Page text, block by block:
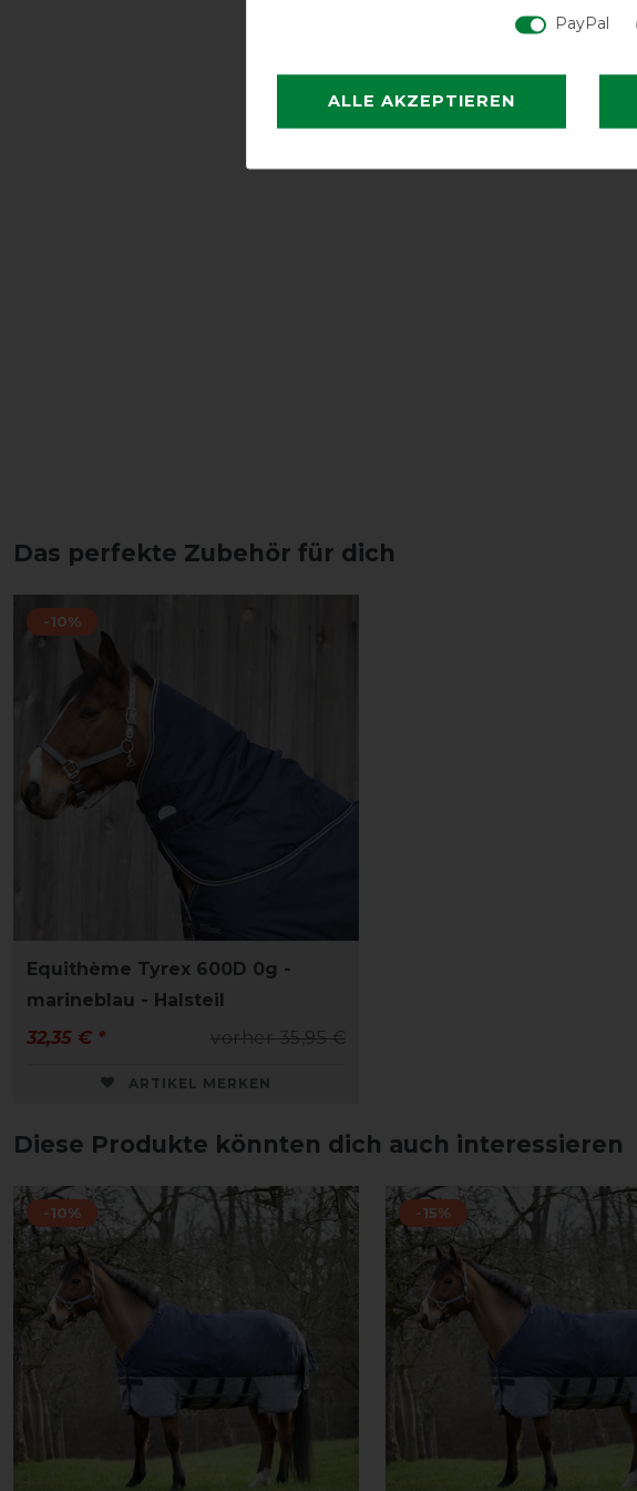
Das perfekte Zubehör für dich
-10%
Equithème Tyrex 600D 0g -
marineblau - Halsteil
vorher 35,95 €
32,35 € *
ARTIKEL MERKEN
Diese Produkte könnten dich auch interessieren
-10% -15%
PayPal
ALLE AKZEPTIEREN